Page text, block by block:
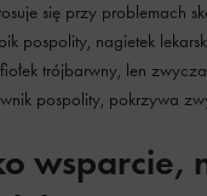
się przy problemach
pospolity, nagietek
trójbarwny, len
pospolity, pokrzywa
wsparcie,